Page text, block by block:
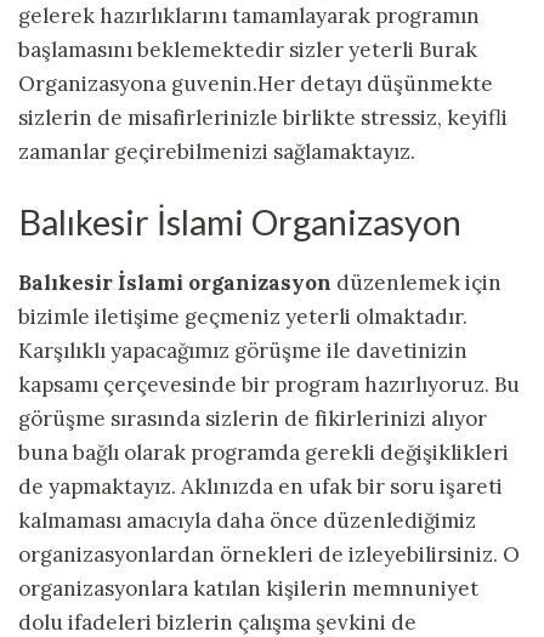
gelerek hazırlıklarını tamamlayarak programın
başlamasını beklemektedir sizler yeterli Burak
Organizasyona guvenin.Her detayı düşünmekte
sizlerin de misafirlerinizle birlikte stressiz, keyifli
zamanlar geçirebilmenizi sağlamaktayız.
Balıkesir İslami Organizasyon
Balıkesir İslami organizasyon düzenlemek için
bizimle iletişime geçmeniz yeterli olmaktadır.
Karşılıklı yapacağımız görüşme ile davetinizin
kapsamı çerçevesinde bir program hazırlıyoruz. Bu
görüşme sırasında sizlerin de fikirlerinizi alıyor
buna bağlı olarak programda gerekli değişiklikleri
de yapmaktayız. Aklınızda en ufak bir soru işareti
kalmaması amacıyla daha önce düzenlediğimiz
organizasyonlardan örnekleri de izleyebilirsiniz. O
organizasyonlara katılan kişilerin memnuniyet
dolu ifadeleri bizlerin çalışma şevkini de